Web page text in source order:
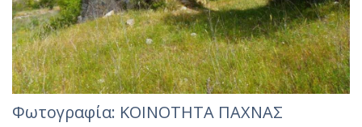
Φωτoγραφία: ΚΟΙΝΟΤΗΤΑ ΠΑΧΝΑΣ